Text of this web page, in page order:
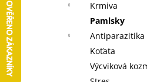
Krmiva
Pamlsky
Antiparazitika
Koťata
Výcviková
ROYAL CANIN